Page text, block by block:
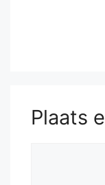
Plaats